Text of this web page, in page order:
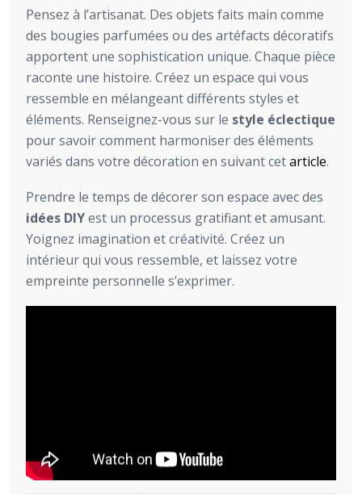
Pensez à l’artisanat. Des objets faits main comme
des bougies parfumées ou des artéfacts décoratifs
apportent une sophistication unique. Chaque pièce
raconte une histoire. Créez un espace qui vous
ressemble en mélangeant différents styles et
éléments. Renseignez-vous sur le style éclectique
pour savoir comment harmoniser des éléments
variés dans votre décoration en suivant cetarticle.
Prendre le temps de décorer son espace avec des
idées DIYest un processus gratifiant et amusant.
Yoignez imagination et créativité. Créez un
intérieur qui vous ressemble, et laissez votre
empreinte personnelle s’exprimer.